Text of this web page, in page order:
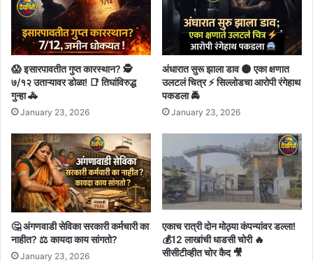
😱 इसारपावतीत गुप्त कारस्थान? 🕵️
७/१२ उताऱ्यावर डोळा! 📑 तिघांविरुद्ध
गुन्हा 🚓
January 23, 2026
अंधारात सुरू झाला डाव 🌑 एका क्षणात
उलटलं चित्र ⚡ सिल्लोडचा आरोपी रंगेहाथ
पकडला 🚔
January 23, 2026
🤔 अंगणवाडी सेविका सरकारी कर्मचारी का
नाहीत? ⚖️ कायदा काय सांगतो?
January 23, 2026
एकाच रात्री दोन मोठ्या कंपन्यांवर डल्ला!
💰12 लाखांची धाडसी चोरी 🔥
सीसीटीव्हीत चोर कैद 🎥